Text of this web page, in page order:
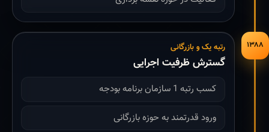
۱۳۸۸ رتبه یک و بازرگانی
گسترش ظرفیت اجرایی
کسب رتبه 1 سازمان برنامه بودجه
ورود قدرتمند به حوزه بازرگانی